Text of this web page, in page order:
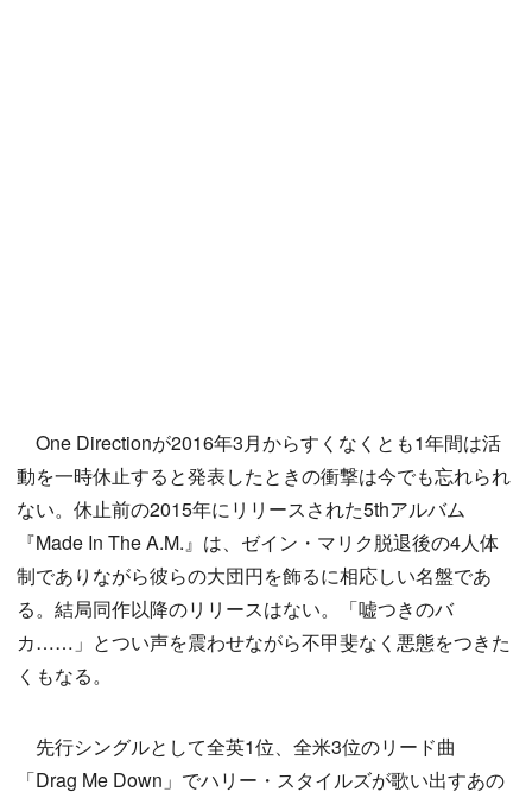
One Directionが2016年3月からすくなくとも1年間は活
動を一時休止すると発表したときの衝撃は今でも忘れられ
ない。休止前の2015年にリリースされた5thアルバム
『Made In The A.M.』は、ゼイン・マリク脱退後の4人体
制でありながら彼らの大団円を飾るに相応しい名盤であ
る。結局同作以降のリリースはない。「嘘つきのバ
カ……」とつい声を震わせながら不甲斐なく悪態をつきた
くもなる。
先行シングルとして全英1位、全米3位のリード曲
「Drag Me Down」でハリー・スタイルズが歌い出すあの